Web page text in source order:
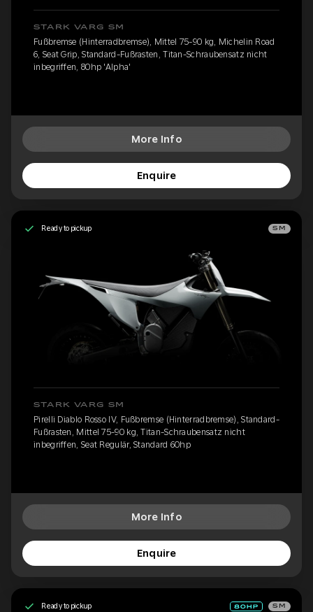
STARK VARG SM
Fußbremse (Hinterradbremse), Mittel 75-90 kg, Michelin Road
6, Seat Grip, Standard-Fußrasten, Titan-Schraubensatz nicht
inbegriffen, 80hp 'Alpha'
More Info
Enquire
Ready to pickup SM
STARK VARG SM
Pirelli Diablo Rosso IV, Fußbremse (Hinterradbremse), Standard-
Fußrasten, Mittel 75-90 kg, Titan-Schraubensatz nicht
inbegriffen, Seat Regulär, Standard 60hp
More Info
Enquire
Ready to pickup SM